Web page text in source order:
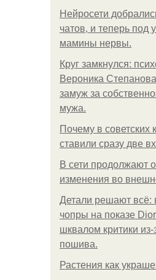
Нейросети
чатов, и теперь под
мамины нервы.
Круг замкнулся:
Вероника
замуж за
мужа.
Почему в советских
ставили сразу две
В сети продолжают
изменения во
Детали решают всё:
чопры на показе
шквалом критики
пошива.
Растения как